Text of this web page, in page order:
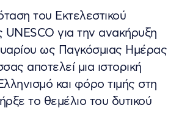
του Εκτελεστικού
UNESCO για την ανακήρυξη
ως Παγκόσμιας Ημέρας
αποτελεί μια ιστορική
και φόρο τιμής στη
το θεμέλιο του δυτικού